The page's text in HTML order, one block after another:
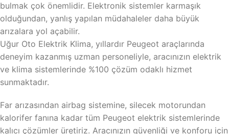
bulmak çok önemlidir. Elektronik sistemler karmaşık
olduğundan, yanlış yapılan müdahaleler daha büyük
arızalara yol açabilir.
Uğur Oto Elektrik Klima, yıllardır Peugeot araçlarında
deneyim kazanmış uzman personeliyle, aracınızın elektrik
ve klima sistemlerinde %100 çözüm odaklı hizmet
sunmaktadır.
Far arızasından airbag sistemine, silecek motorundan
kalorifer fanına kadar tüm Peugeot elektrik sistemlerinde
kalıcı çözümler üretiriz. Aracınızın güvenliği ve konforu için